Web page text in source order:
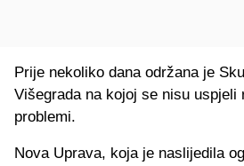
Prije nekoliko dana održana je
Višegrada na kojoj se nisu uspjeli
problemi.
Nova Uprava, koja je naslijedila